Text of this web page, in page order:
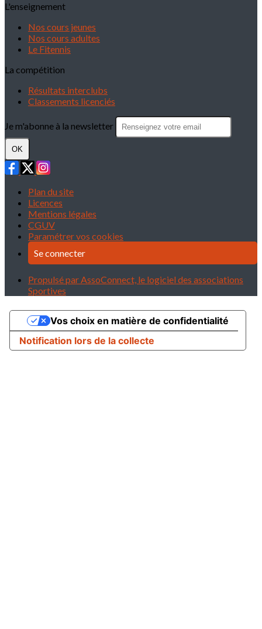
L'enseignement
Nos cours jeunes
Nos cours adultes
Le Fitennis
La compétition
Résultats interclubs
Classements licenciés
Je m'abonne à la newsletter
OK
Plan du site
Licences
Mentions légales
CGUV
Paramétrer vos cookies
Se connecter
Propulsé par AssoConnect, le logiciel des associations
Sportives
Notification lors de la collecte
Vos choix en matière de confidentialité